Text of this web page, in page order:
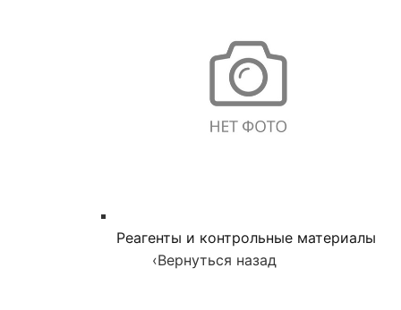
Реагенты и контрольные материалы
‹Вернуться назад